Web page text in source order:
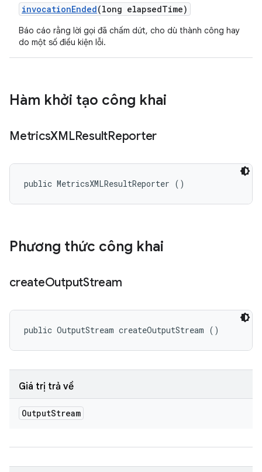
invocationEnded(long elapsedTime)
Báo cáo rằng lời gọi đã chấm dứt, cho dù thành công hay
do một số điều kiện lỗi.
Hàm khởi tạo công khai
MetricsXMLResultReporter
public MetricsXMLResultReporter ()
Phương thức công khai
createOutputStream
public OutputStream createOutputStream ()
Giá trị trả về
OutputStream